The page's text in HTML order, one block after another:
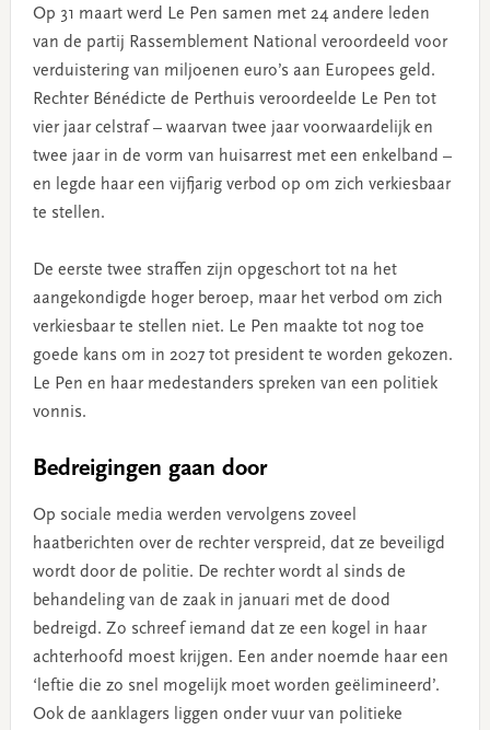
Op 31 maart werd Le Pen samen met 24 andere leden
van de partij Rassemblement National veroordeeld voor
verduistering van miljoenen euro’s aan Europees geld.
Rechter Bénédicte de Perthuis veroordeelde Le Pen tot
vier jaar celstraf – waarvan twee jaar voorwaardelijk en
twee jaar in de vorm van huisarrest met een enkelband –
en legde haar een vijfjarig verbod op om zich verkiesbaar
te stellen.
De eerste twee straffen zijn opgeschort tot na het
aangekondigde hoger beroep, maar het verbod om zich
verkiesbaar te stellen niet. Le Pen maakte tot nog toe
goede kans om in 2027 tot president te worden gekozen.
Le Pen en haar medestanders spreken van een politiek
vonnis.
Bedreigingen gaan door
Op sociale media werden vervolgens zoveel
haatberichten over de rechter verspreid, dat ze beveiligd
wordt door de politie. De rechter wordt al sinds de
behandeling van de zaak in januari met de dood
bedreigd. Zo schreef iemand dat ze een kogel in haar
achterhoofd moest krijgen. Een ander noemde haar een
‘leftie die zo snel mogelijk moet worden geëlimineerd’.
Ook de aanklagers liggen onder vuur van politieke